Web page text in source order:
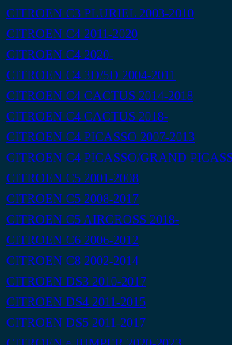
CITROEN C3 PLURIEL 2003-2010
CITROEN C4 2011-2020
CITROEN C4 2020-
CITROEN C4 3D/5D 2004-2011
CITROEN C4 CACTUS 2014-2018
CITROEN C4 CACTUS 2018-
CITROEN C4 PICASSO 2007-2013
CITROEN C4 PICASSO/GRAND
CITROEN C5 2001-2008
CITROEN C5 2008-2017
CITROEN C5 AIRCROSS 2018-
CITROEN C6 2006-2012
CITROEN C8 2002-2014
CITROEN DS3 2010-2017
CITROEN DS4 2011-2015
CITROEN DS5 2011-2017